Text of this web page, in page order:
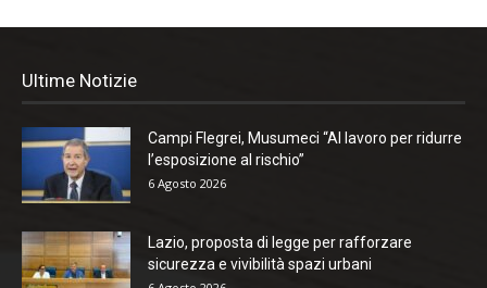
Ultime Notizie
Campi Flegrei, Musumeci “Al lavoro per ridurre
l’esposizione al rischio”
6 Agosto 2026
Lazio, proposta di legge per rafforzare
sicurezza e vivibilità spazi urbani